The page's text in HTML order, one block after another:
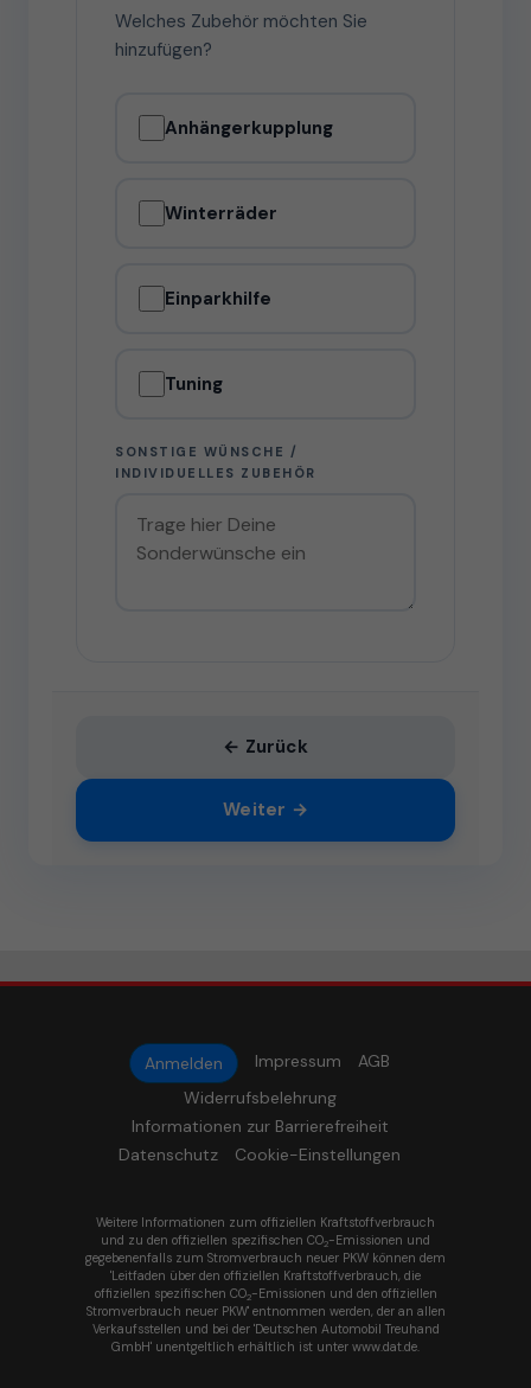
Welches Zubehör möchten Sie
hinzufügen?
Anhängerkupplung
Winterräder
Einparkhilfe
Tuning
SONSTIGE WÜNSCHE /
INDIVIDUELLES ZUBEHÖR
← Zurück
Weiter →
Anmelden Impressum
AGB
Widerrufsbelehrung
Informationen zur Barrierefreiheit
Datenschutz
Cookie-Einstellungen
Weitere Informationen zum offiziellen Kraftstoffverbrauch
und zu den offiziellen spezifischen CO2-Emissionen und
gegebenenfalls zum Stromverbrauch neuer PKW können dem
'Leitfaden über den offiziellen Kraftstoffverbrauch, die
offiziellen spezifischen CO2-Emissionen und den offiziellen
Stromverbrauch neuer PKW' entnommen werden, der an allen
Verkaufsstellen und bei der 'Deutschen Automobil Treuhand
GmbH' unentgeltlich erhältlich ist unter www.dat.de.